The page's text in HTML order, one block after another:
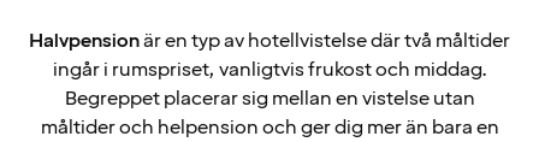
Halvpensionär en typ av hotellvistelse där två måltider
ingår i rumspriset, vanligtvis frukost och middag.
Begreppet placerar sig mellan en vistelse utan
måltider och helpension och ger dig mer än bara en